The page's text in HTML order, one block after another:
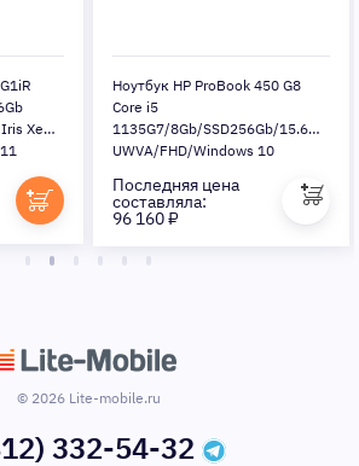
Xe
Ноутбук HP ProBook 450 G8
Core i5
1135G7/8Gb/SSD256Gb/15.6
UWVA/FHD/Windows 10
Последняя цена
составляла:
96 160 ₽
© 2026 Lite-mobile.ru
332-54-32